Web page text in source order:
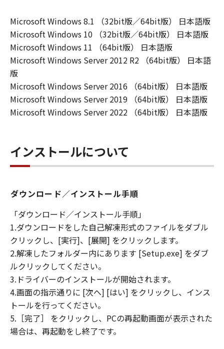
Microsoft Windows 8.1 （32bit版／64bit版） 日本語版
Microsoft Windows 10 （32bit版／64bit版） 日本語版
Microsoft Windows 11 （64bit版） 日本語版
Microsoft Windows Server 2012 R2 （64bit版） 日本語
版
Microsoft Windows Server 2016 （64bit版） 日本語版
Microsoft Windows Server 2019 （64bit版） 日本語版
Microsoft Windows Server 2022 （64bit版） 日本語版
インストールについて
ダウンロード／インストール手順
「ダウンロード／インストール手順」
1.ダウンロードをした自己解凍形式のファイルをダブル
クリックし、[実行]、[展開] をクリックします。
2.解凍したフォルダー内にあります [Setup.exe] をダブ
ルクリックしてください。
3.ドライバーのインストールが開始されます。
4.画面の指示通りに [次へ] [はい] をクリックし、インス
トールを行ってください。
5.［完了］ をクリックし、PCの再起動画面が表示された
場合は、再起動をし終了です。